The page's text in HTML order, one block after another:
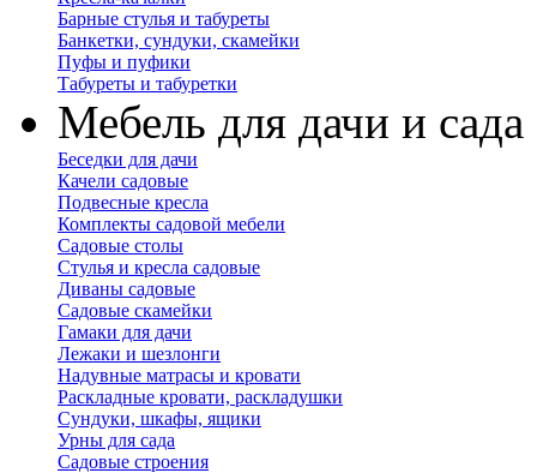
Барные стулья и табуреты
Банкетки, сундуки, скамейки
Пуфы и пуфики
Табуреты и табуретки
Мебель для дачи и сада
Беседки для дачи
Качели садовые
Подвесные кресла
Комплекты садовой мебели
Садовые столы
Стулья и кресла садовые
Диваны садовые
Садовые скамейки
Гамаки для дачи
Лежаки и шезлонги
Надувные матрасы и кровати
Раскладные кровати, раскладушки
Сундуки, шкафы, ящики
Урны для сада
Садовые строения